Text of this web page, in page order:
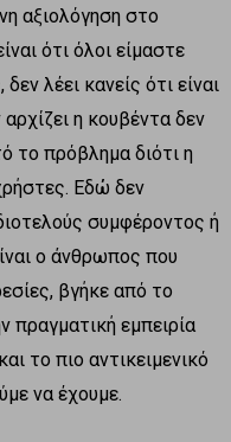
αξιολόγηση στο
ότι όλοι είμαστε
λέει κανείς ότι είναι
η κουβέντα δεν
το πρόβλημα διότι η
Εδώ δεν
συμφέροντος ή
ο άνθρωπος που
βγήκε από το
πραγματική εμπειρία
το πιο αντικειμενικό
να έχουμε.